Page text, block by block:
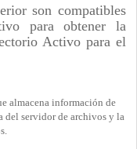
son compatibles
para obtener la
Activo para el
almacena información de
del servidor de archivos y la